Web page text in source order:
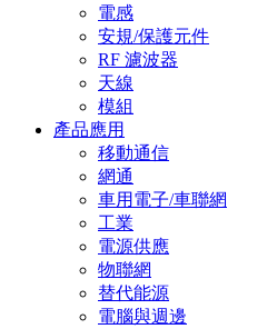
電感
安規/保護元件
RF 濾波器
天線
模組
產品應用
移動通信
網通
車用電子/車聯網
工業
電源供應
物聯網
替代能源
電腦與週邊